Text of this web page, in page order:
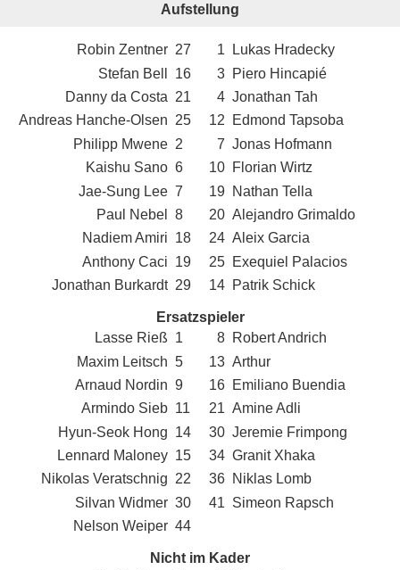
Aufstellung
Robin Zentner 27 1
Lukas Hradecky
Stefan Bell
16 3 Piero Hincapié
Danny da Costa 21 4 Jonathan Tah
Andreas Hanche-Olsen 25 12
Edmond Tapsoba
Philipp Mwene 2 7 Jonas Hofmann
Kaishu Sano 6 10 Florian Wirtz
Jae-Sung Lee 7 19 Nathan Tella
Paul Nebel
8 20 Alejandro Grimaldo
Nadiem Amiri 18 24 Aleix Garcia
Anthony Caci 19 25 Exequiel Palacios
Jonathan Burkardt 29 14 Patrik Schick
Ersatzspieler
Lasse Rieß 1 8 Robert Andrich
Maxim Leitsch 5 13 Arthur
Arnaud Nordin 9 16 Emiliano Buendia
Armindo Sieb 11 21 Amine Adli
Hyun-Seok Hong 14 30 Jeremie Frimpong
Lennard Maloney 15 34 Granit Xhaka
Nikolas Veratschnig 22 36 Niklas Lomb
Silvan Widmer 30 41 Simeon Rapsch
Nelson Weiper 44
Nicht im Kader